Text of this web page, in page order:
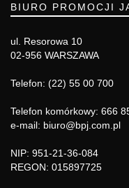
BIURO PROMOCJI
ul. Resorowa 10
02-956 WARSZAWA
Telefon: (22) 55 00 700
Telefon komórkowy: 666
e-mail: biuro@bpj.com.pl
NIP: 951-21-36-084
REGON: 015897725